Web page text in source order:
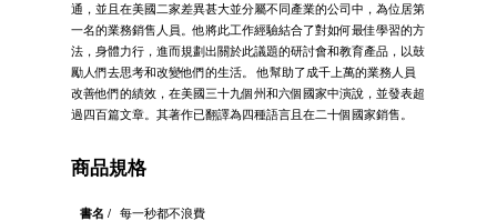
通，並且在美國二家差異甚大並分屬不同產業的公司中，為位居第
一名的業務銷售人員。他將此工作經驗結合了對如何最佳學習的方
法，身體力行，進而規劃出關於此議題的研討會和教育產品，以鼓
勵人們去思考和改變他們的生活。 他幫助了成千上萬的業務人員
改善他們的績效，在美國三十九個州和六個國家中演說，並發表超
過四百篇文章。其著作已翻譯為四種語言且在二十個國家銷售。
商品規格
書名 /
每一秒都不浪費